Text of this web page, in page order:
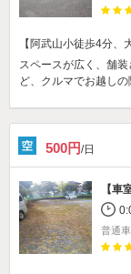
【阿武山小徒歩4分、
スペースが広く、舗
ど、クルマでお越しの
500円/日
【車
普通